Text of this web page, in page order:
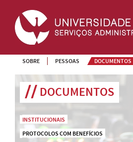
SOBRE PESSOAS DOCUMENTOS
DOCUMENTOS
INSTITUCIONAIS
PROTOCOLOS COM BENEFÍCIOS